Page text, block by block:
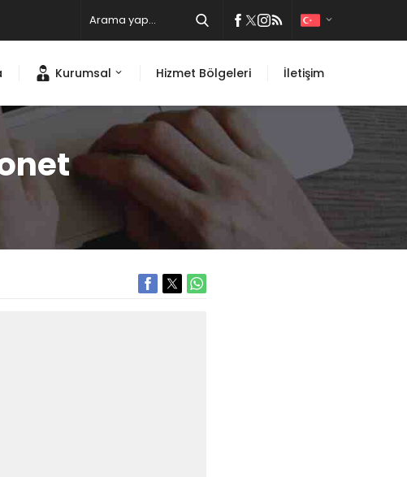
Kurumsal Hizmet Bölgeleri İletişim